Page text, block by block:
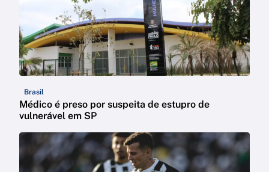
Brasil
Médico é preso por suspeita de estupro de
vulnerável em SP